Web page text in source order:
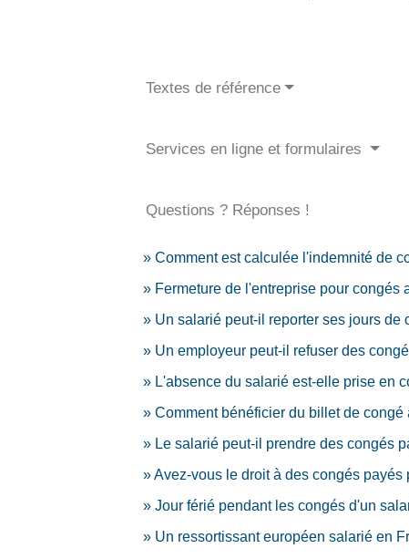
Textes de référence
Services en ligne et formulaires
Questions ? Réponses !
Comment est calculée l'indemnité de
Fermeture de l'entreprise pour
Un salarié peut-il reporter ses jours
Un employeur peut-il refuser des
L'absence du salarié est-elle prise en
Comment bénéficier du billet de
Le salarié peut-il prendre des congés
Avez-vous le droit à des congés payés
Jour férié pendant les congés d'un
Un ressortissant européen salarié en